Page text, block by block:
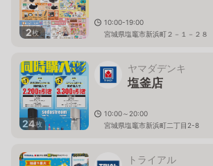
2枚
10:00-19:00
宮城県塩竈市新浜町２－１－２８
24枚
ヤマダデンキ
塩釜店
10:00～20:00
宮城県塩竈市新浜町二丁目2-8
トライアル